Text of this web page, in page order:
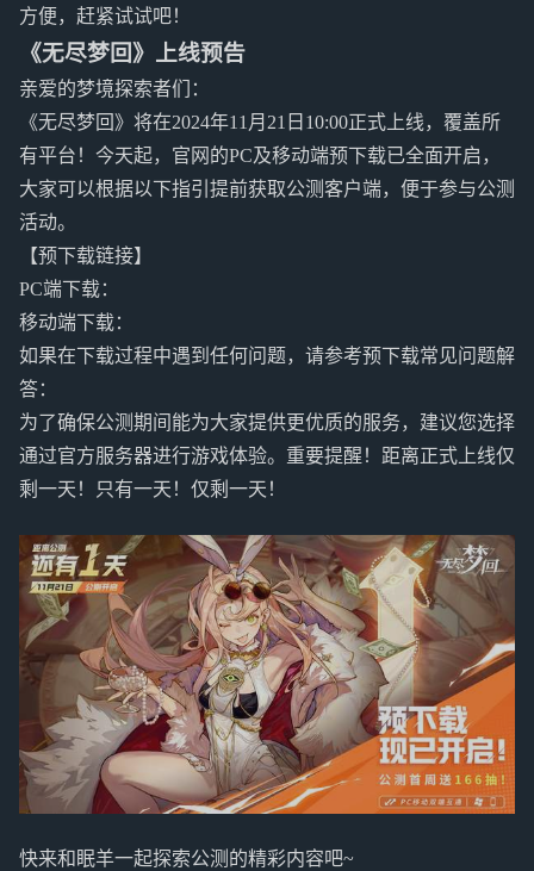
方便，赶紧试试吧！
《无尽梦回》上线预告
亲爱的梦境探索者们：
《无尽梦回》将在2024年11月21日10:00正式上线，覆盖所
有平台！今天起，官网的PC及移动端预下载已全面开启，
大家可以根据以下指引提前获取公测客户端，便于参与公测
活动。
【预下载链接】
PC端下载：
移动端下载：
如果在下载过程中遇到任何问题，请参考预下载常见问题解
答：
为了确保公测期间能为大家提供更优质的服务，建议您选择
通过官方服务器进行游戏体验。重要提醒！距离正式上线仅
剩一天！只有一天！仅剩一天！
快来和眠羊一起探索公测的精彩内容吧~